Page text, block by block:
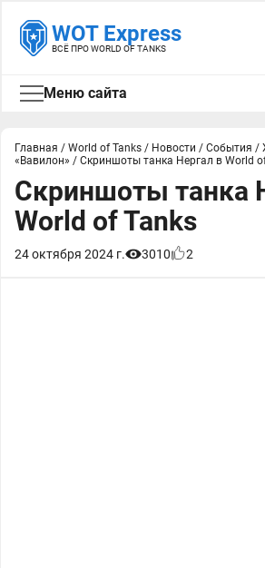
WOT Express
ВСЁ ПРО WORLD OF TANKS
Меню сайта
Главная / World of Tanks / Новости / События /
«Вавилон» / Скриншоты танка Нергал в World
Скриншоты танка
World of Tanks
24 октября 2024 г. 3010 2